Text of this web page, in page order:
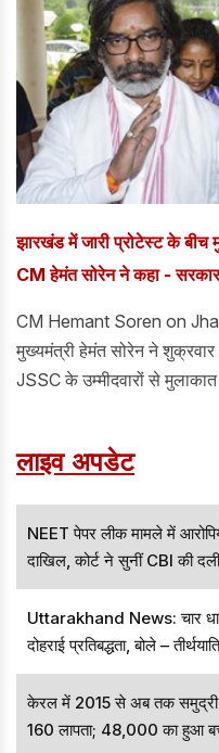
झारखंड में जारी प्रोटेस्ट के बीच
CM हेमंत सोरेन ने कहा -
CM Hemant Soren on
मुख्यमंत्री हेमंत सोरेन ने
JSSC के उम्मीदवारों से
को लेकर जयपाल सिंह स्टेडियम में
लाइव अपडेट
NEET पेपर लीक मामले में
दाखिल, कोर्ट ने सुनीं CBI की
Uttarakhand News: चार
दोहराई प्रतिबद्धता, बोले –
केरल में 2015 से अब तक समुद्री
160 लापता; 48,000 का हुआ